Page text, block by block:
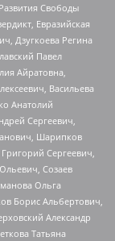
Свободы
Евразийская
Дзугкоева Регина
Павел
Айратовна,
Васильева
Анатолий
Сергеевич,
Шарипков
Сергеевич,
Созаев
Ольга
Борис Альбертович,
Александр
Татьяна